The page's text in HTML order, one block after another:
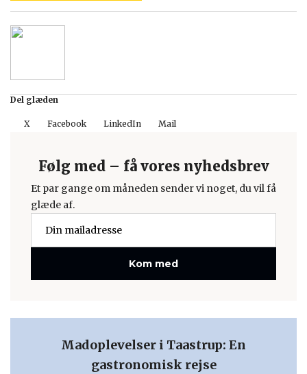
Del glæden
X Facebook LinkedIn Mail
Følg med – få vores nyhedsbrev
Et par gange om måneden sender vi noget, du vil få
glæde af.
Kom med
Madoplevelser i Taastrup: En
gastronomisk rejse